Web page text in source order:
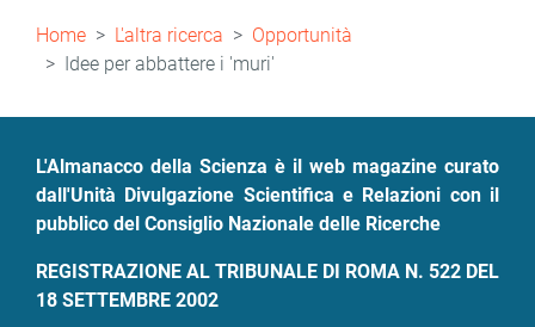
Briciole
di
pane
Home L'altra ricerca
Opportunità
Idee per abbattere i 'muri'
L'Almanacco della Scienza è il web magazine curato
dall'Unità Divulgazione Scientifica e Relazioni con il
pubblico del Consiglio Nazionale delle Ricerche
REGISTRAZIONE AL TRIBUNALE DI ROMA N. 522 DEL
18 SETTEMBRE 2002